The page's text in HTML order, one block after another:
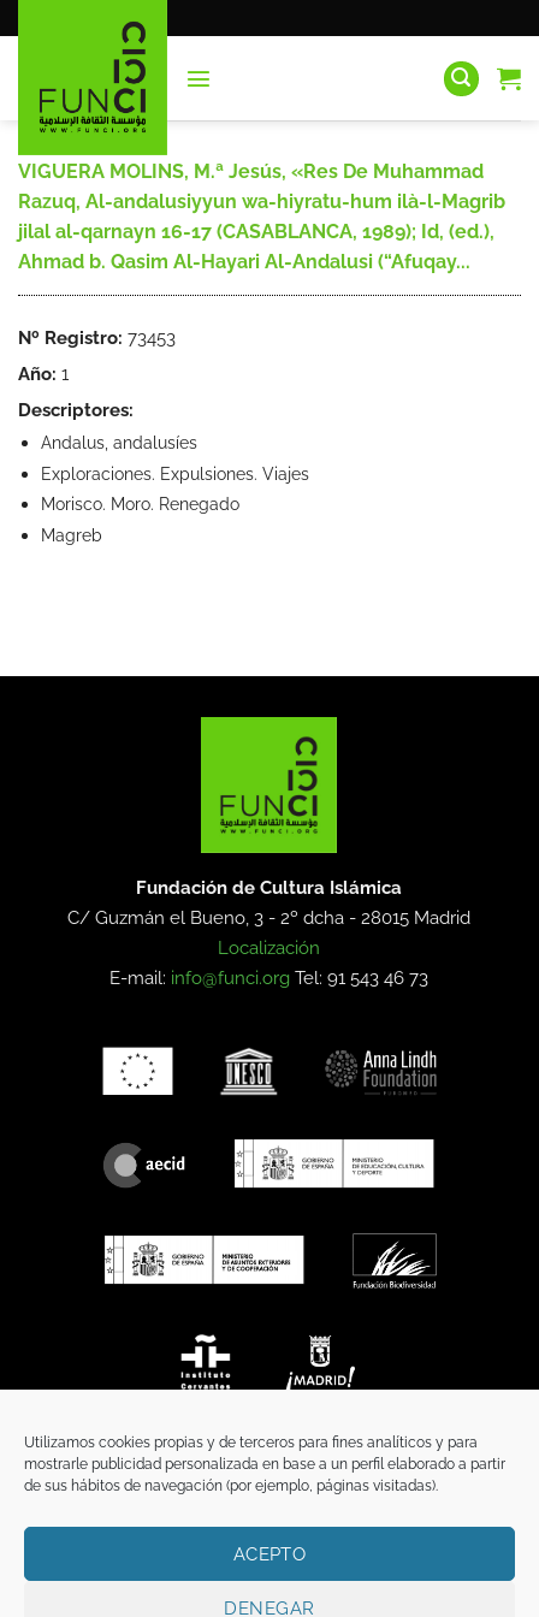
Utilizamos cookies propias y de terceros para fines analíticos y para
mostrarle publicidad personalizada en base a un perfil elaborado a partir
de sus hábitos de navegación (por ejemplo, páginas visitadas).
ACEPTO
DENEGAR
al
VIGUERA MOLINS, M.ª Jesús, «Res De Muhammad
Razuq, Al-andalusiyyun wa-hiyratu-hum ilà-l-Magrib
jilal al-qarnayn 16-17 (CASABLANCA, 1989); Id, (ed.),
Ahmad b. Qasim Al-Hayari Al-Andalusi (“Afuqay...
Nº Registro: 73453
Año: 1
Descriptores:
Andalus, andalusíes
Exploraciones. Expulsiones. Viajes
Morisco. Moro. Renegado
Magreb
Fundación de Cultura Islámica
C/ Guzmán el Bueno, 3 - 2º dcha -28015 Madrid
Localización
E-mail: info@funci.org Tel: 91 543 46 73
TÉRMINOS Y CONDICIONES